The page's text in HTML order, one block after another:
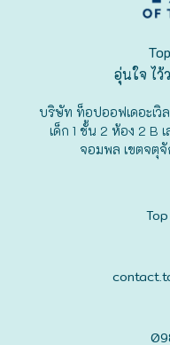
อุ่นใจ ไว้
บริษัท ท็อปออฟเดอะเวิ
เด็ก 1 ชั้น 2 ห้อง 2 B
จอมพล เขตจตุ
ฮาโกดาเตะ